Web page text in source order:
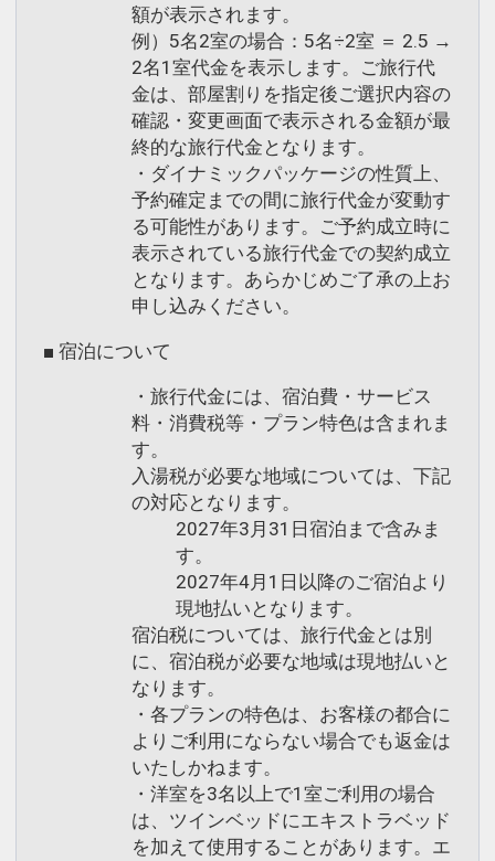
額が表示されます。
例）5名2室の場合：5名÷2室 ＝ 2.5 →
2名1室代金を表示します。ご旅行代
金は、部屋割りを指定後ご選択内容の
確認・変更画面で表示される金額が最
終的な旅行代金となります。
・ダイナミックパッケージの性質上、
予約確定までの間に旅行代金が変動す
る可能性があります。ご予約成立時に
表示されている旅行代金での契約成立
となります。あらかじめご了承の上お
申し込みください。
■ 宿泊について
・旅行代金には、宿泊費・サービス
料・消費税等・プラン特色は含まれま
す。
入湯税が必要な地域については、下記
の対応となります。
2027年3月31日宿泊まで含みま
す。
2027年4月1日以降のご宿泊より
現地払いとなります。
宿泊税については、旅行代金とは別
に、宿泊税が必要な地域は現地払いと
なります。
・各プランの特色は、お客様の都合に
よりご利用にならない場合でも返金は
いたしかねます。
・洋室を3名以上で1室ご利用の場合
は、ツインベッドにエキストラベッド
を加えて使用することがあります。エ